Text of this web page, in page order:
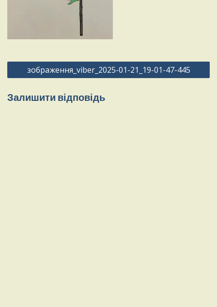
Навігація
записів
зображення_viber_2025-01-21_19-01-47-445
Залишити відповідь